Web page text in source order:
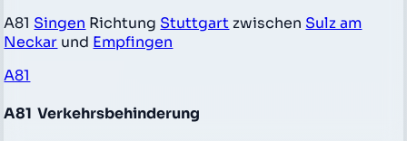
A81 Singen Richtung Stuttgart zwischen Sulz am
Neckar und Empfingen
A81
A81 Verkehrsbehinderung